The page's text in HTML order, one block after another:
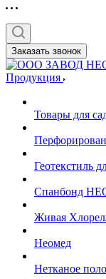
Заказать звонок
Продукция
Товары для
Геотекстиль
Спанбонд
Живая
Нeомед
Нетканое